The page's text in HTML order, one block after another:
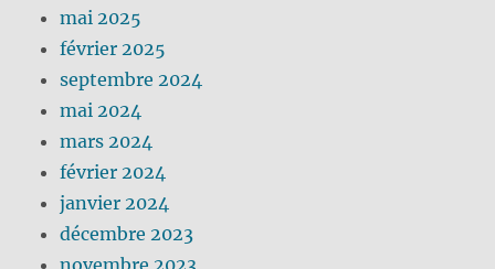
mai 2025
février 2025
septembre 2024
mai 2024
mars 2024
février 2024
janvier 2024
décembre 2023
novembre 2023